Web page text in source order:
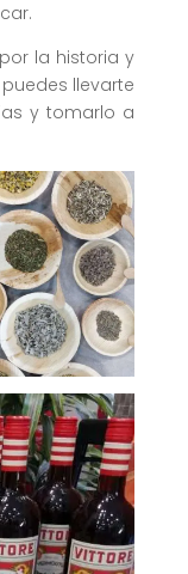
la historia y
llevarte
y tomarlo a